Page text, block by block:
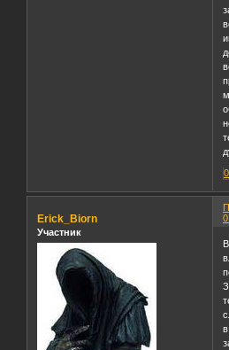
0
Erick_Biorn
Участник